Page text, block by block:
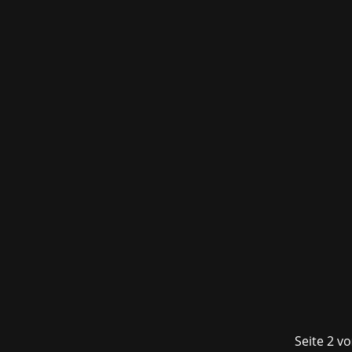
Seite 2